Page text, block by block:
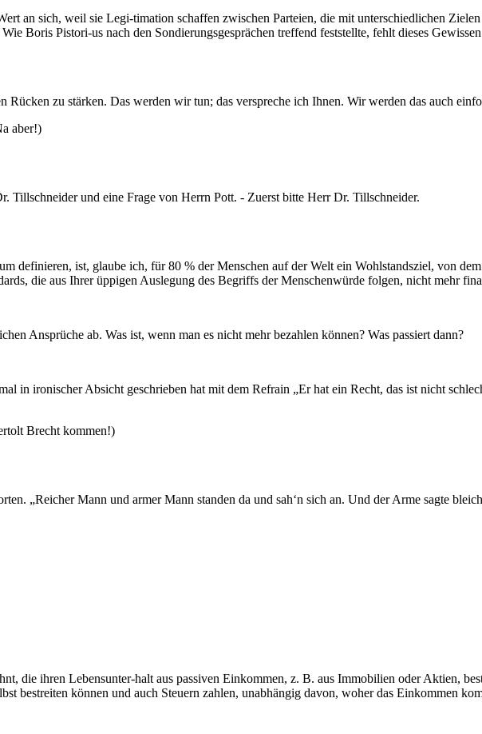
an sich, weil sie Legi-timation schaffen zwischen Parteien, die mit unterschiedlichen
Boris Pistori-us nach den Sondierungsgesprächen treffend feststellte, fehlt dieses
Rücken zu stärken. Das werden wir tun; das verspreche ich Ihnen. Wir werden das auch
aber!)
und eine Frage von Herrn Pott. - Zuerst bitte Herr Dr. Tillschneider.
definieren, ist, glaube ich, für 80 % der Menschen auf der Welt ein Wohlstandsziel, von
die aus Ihrer üppigen Auslegung des Begriffs der Menschenwürde folgen, nicht mehr
Ansprüche ab. Was ist, wenn man es nicht mehr bezahlen können? Was passiert dann?
in ironischer Absicht geschrieben hat mit dem Refrain „Er hat ein Recht, das ist nicht
Brecht kommen!)
„Reicher Mann und armer Mann standen da und sah‘n sich an. Und der Arme sagte
die ihren Lebensunter-halt aus passiven Einkommen, z. B. aus Immobilien oder Aktien,
bestreiten können und auch Steuern zahlen, unabhängig davon, woher das Einkommen